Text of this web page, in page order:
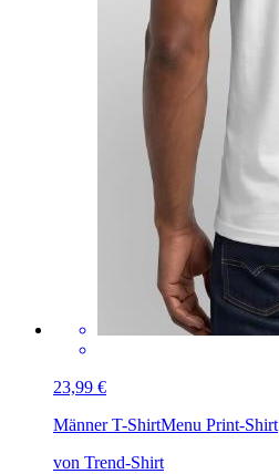
23,99 €
Männer T-ShirtMenu Print-Shirt
von Trend-Shirt